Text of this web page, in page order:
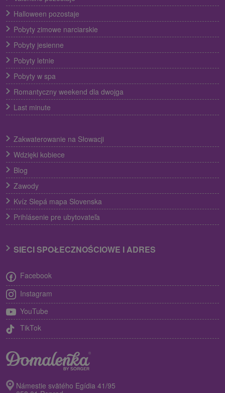
Halloween pozostaje
Pobyty zimowe narciarskie
Pobyty jesienne
Pobyty letnie
Pobyty w spa
Romantyczny weekend dla dwojga
Last minute
Zakwaterowanie na Słowacji
Wdzięki kobiece
Blog
Zawody
Kvíz Slepá mapa Slovenska
Prihlásenie pre ubytovateľa
SIECI SPOŁECZNOŚCIOWE I ADRES
Facebook
Instagram
YouTube
TikTok
Námestie svätého Egídia 41/95